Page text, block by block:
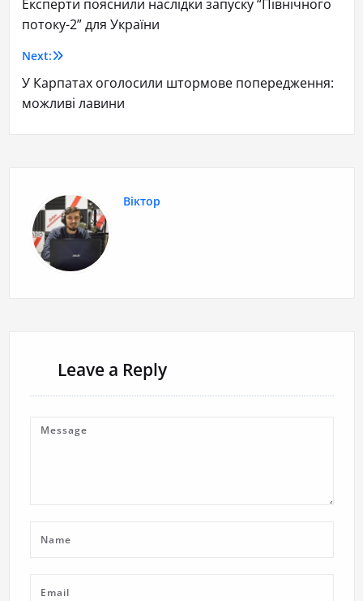
Експерти пояснили наслідки запуску “Північного
потоку-2” для України
Next:
У Карпатах оголосили штормове попередження:
можливі лавини
Віктор
Leave a Reply